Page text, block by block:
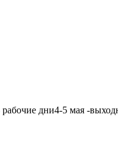
дни4-5 мая -